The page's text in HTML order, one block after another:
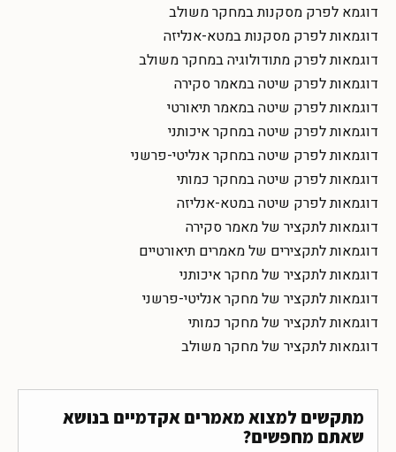
דוגמא לפרק מסקנות במחקר משולב
דוגמאות לפרק מסקנות במטא-אנליזה
דוגמאות לפרק מתודולוגיה במחקר משולב
דוגמאות לפרק שיטה במאמר סקירה
דוגמאות לפרק שיטה במאמר תיאורטי
דוגמאות לפרק שיטה במחקר איכותני
דוגמאות לפרק שיטה במחקר אנליטי-פרשני
דוגמאות לפרק שיטה במחקר כמותי
דוגמאות לפרק שיטה במטא-אנליזה
דוגמאות לתקציר של מאמר סקירה
דוגמאות לתקצירים של מאמרים תיאורטיים
דוגמאות לתקציר של מחקר איכותני
דוגמאות לתקציר של מחקר אנליטי-פרשני
דוגמאות לתקציר של מחקר כמותי
דוגמאות לתקציר של מחקר משולב
מתקשים למצוא מאמרים אקדמיים בנושא
שאתם מחפשים?